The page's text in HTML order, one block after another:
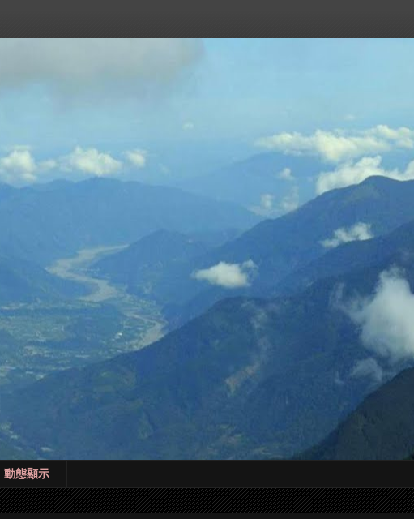
動態顯示